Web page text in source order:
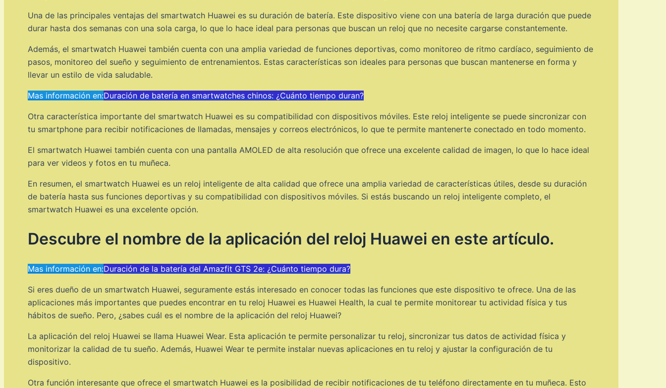
Una de las principales ventajas del smartwatch Huawei es su duración de batería. Este dispositivo viene con una batería de larga duración que puede
durar hasta dos semanas con una sola carga, lo que lo hace ideal para personas que buscan un reloj que no necesite cargarse constantemente.
Además, el smartwatch Huawei también cuenta con una amplia variedad de funciones deportivas, como monitoreo de ritmo cardíaco, seguimiento de
pasos, monitoreo del sueño y seguimiento de entrenamientos. Estas características son ideales para personas que buscan mantenerse en forma y
llevar un estilo de vida saludable.
Mas información en:Duración de batería en smartwatches chinos: ¿Cuánto tiempo duran?
Otra característica importante del smartwatch Huawei es su compatibilidad con dispositivos móviles. Este reloj inteligente se puede sincronizar con
tu smartphone para recibir notificaciones de llamadas, mensajes y correos electrónicos, lo que te permite mantenerte conectado en todo momento.
El smartwatch Huawei también cuenta con una pantalla AMOLED de alta resolución que ofrece una excelente calidad de imagen, lo que lo hace ideal
para ver videos y fotos en tu muñeca.
En resumen, el smartwatch Huawei es un reloj inteligente de alta calidad que ofrece una amplia variedad de características útiles, desde su duración
de batería hasta sus funciones deportivas y su compatibilidad con dispositivos móviles. Si estás buscando un reloj inteligente completo, el
smartwatch Huawei es una excelente opción.
Descubre el nombre de la aplicación del reloj Huawei en este artículo.
Mas información en:Duración de la batería del Amazfit GTS 2e: ¿Cuánto tiempo dura?
Si eres dueño de un smartwatch Huawei, seguramente estás interesado en conocer todas las funciones que este dispositivo te ofrece. Una de las
aplicaciones más importantes que puedes encontrar en tu reloj Huawei es Huawei Health, la cual te permite monitorear tu actividad física y tus
hábitos de sueño. Pero, ¿sabes cuál es el nombre de la aplicación del reloj Huawei?
La aplicación del reloj Huawei se llama Huawei Wear. Esta aplicación te permite personalizar tu reloj, sincronizar tus datos de actividad física y
monitorizar la calidad de tu sueño. Además, Huawei Wear te permite instalar nuevas aplicaciones en tu reloj y ajustar la configuración de tu
dispositivo.
Otra función interesante que ofrece el smartwatch Huawei es la posibilidad de recibir notificaciones de tu teléfono directamente en tu muñeca. Esto